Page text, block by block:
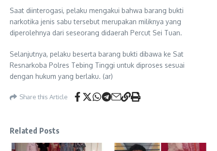
Saat diinterogasi, pelaku mengakui bahwa barang bukti
narkotika jenis sabu tersebut merupakan miliknya yang
diperolehnya dari seseorang didaerah Percut Sei Tuan.
Selanjutnya, pelaku beserta barang bukti dibawa ke Sat
Resnarkoba Polres Tebing Tinggi untuk diproses sesuai
dengan hukum yang berlaku. (ar)
Share this Article
Related Posts